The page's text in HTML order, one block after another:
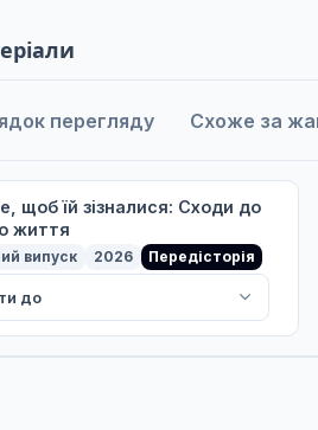
перегляду Схоже за
щоб їй зізналися: Сходи до
життя
випуск 2026 Передісторія
до